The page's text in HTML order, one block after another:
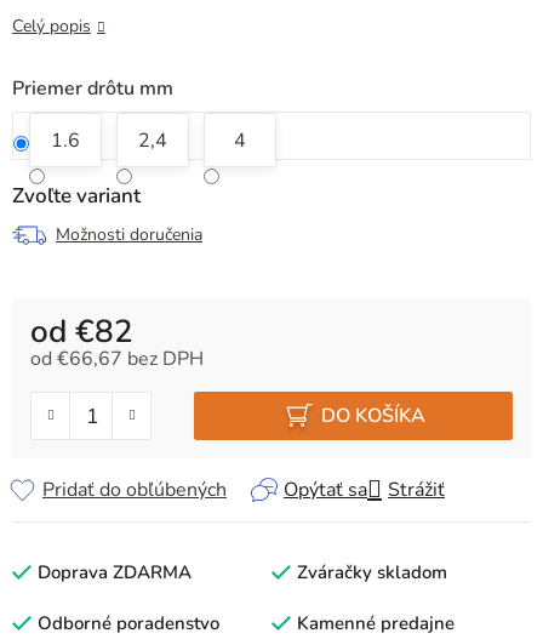
Celý popis
Priemer drôtu mm
1.6
2,4 4
Zvoľte variant
Možnosti doručenia
od €82
od €66,67 bez DPH
DO KOŠÍKA
Opýtať sa Strážiť
Pridať do obľúbených
Doprava ZDARMA Zváračky skladom
Odborné poradenstvo Kamenné predajne